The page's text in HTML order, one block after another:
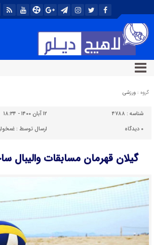
گروه : ورزشی
شناسه : ۴۷۸۸
۱۲ آبان ۱۴۰۰ - ۱۸:۳۴
۰ دیدگاه ارسال توسط :
گیلان قهرمان مسابقات والیبال